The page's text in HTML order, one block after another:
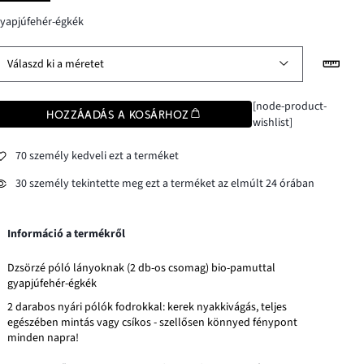
égkék
Válaszd ki a méretet
HOZZÁADÁS A KOSÁRHOZ
[node-product-
wishlist]
70 személy kedveli ezt a terméket
30 személy tekintette meg ezt a terméket az elmúlt 24 órában
Információ a termékről
Dzsörzé póló lányoknak (2 db-os csomag) bio-pamuttal
gyapjúfehér-égkék
2 darabos nyári pólók fodrokkal: kerek nyakkivágás, teljes
egészében mintás vagy csíkos - szellősen könnyed fénypont
minden napra!